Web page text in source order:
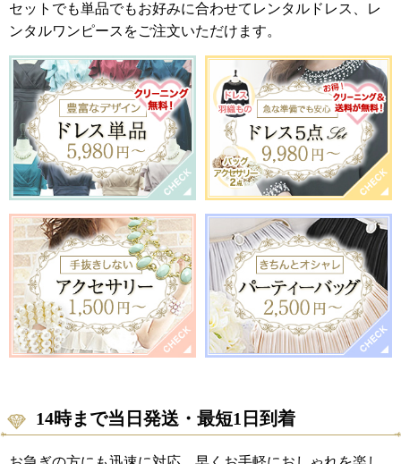
セットでも単品でもお好みに合わせてレンタルドレス、レ
ンタルワンピースをご注文いただけます。
14時まで当日発送・最短1日到着